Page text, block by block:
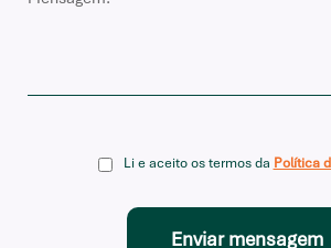
Li e aceito os termos da Política